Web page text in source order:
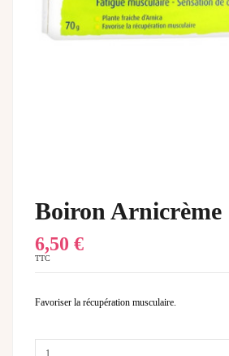
Boiron Arnicrème
6,50 €
TTC
Favoriser la récupération musculaire.